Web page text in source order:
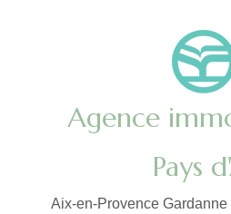
Agence
Pays
Aix-en-Provence